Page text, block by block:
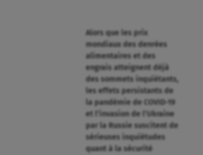
Alors que les prix
mondiaux des denrées
alimentaires et des
engrais atteignent déjà
des sommets inquiétants,
les effets persistants de
la pandémie de COVID-19
et l’invasion de l’Ukraine
par la Russie suscitent de
sérieuses inquiétudes
quant à la sécurité